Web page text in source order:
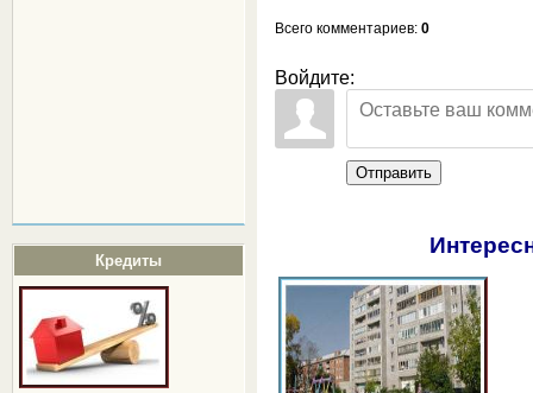
Кредиты
Всего комментариев: 0
Войдите:
Отправить